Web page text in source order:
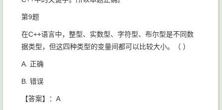
第9题
在C++语言中，整型、实数型、字符型、布尔型是不同数
据类型，但这四种类型的变量间都可以比较大小。（ ）
A. 正确
B. 错误
【答案】：A